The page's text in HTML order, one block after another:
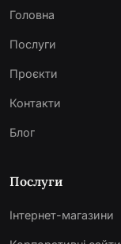
Головна
Послуги
Проєкти
Контакти
Блог
Послуги
Інтернет-магазини